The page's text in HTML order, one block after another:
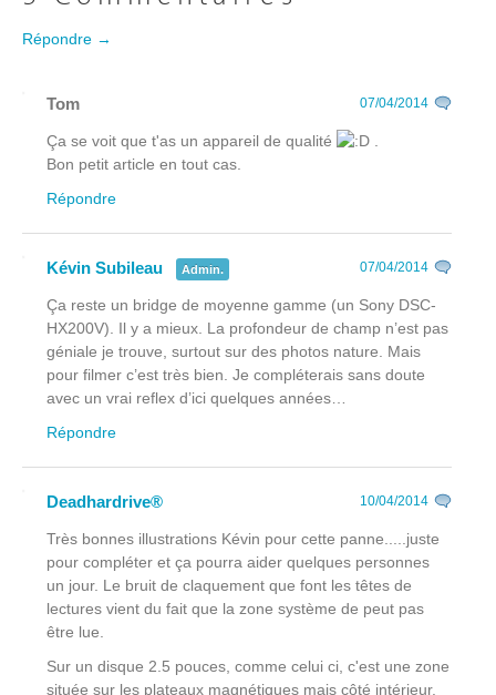
Répondre →
Tom 07/04/2014
Ça se voit que t'as un appareil de qualité
Bon petit article en tout cas.
Répondre
Kévin Subileau Admin. 07/04/2014
Ça reste un bridge de moyenne gamme (un Sony DSC-
HX200V). Il y a mieux. La profondeur de champ n’est pas
géniale je trouve, surtout sur des photos nature. Mais
pour filmer c’est très bien. Je compléterais sans doute
avec un vrai reflex d’ici quelques années…
Répondre
Deadhardrive® 10/04/2014
Très bonnes illustrations Kévin pour cette panne.....juste
pour compléter et ça pourra aider quelques personnes
un jour. Le bruit de claquement que font les têtes de
lectures vient du fait que la zone système de peut pas
être lue.
Sur un disque 2.5 pouces, comme celui ci, c'est une zone
située sur les plateaux magnétiques mais côté intérieur.